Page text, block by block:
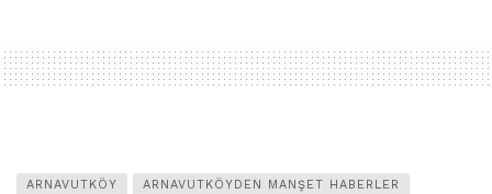
ARNAVUTKÖY ARNAVUTKÖYDEN MANŞET HABERLER